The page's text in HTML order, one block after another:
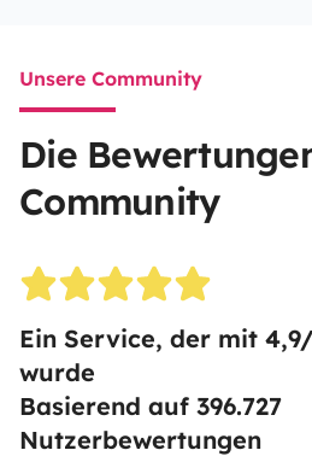
Unsere Community
Die
Community
Ein Service, der mit 4,9
wurde
Basierend auf 396.727
Nutzerbewertungen